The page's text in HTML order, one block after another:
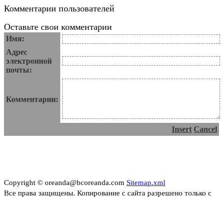
Комментарии пользователей
Оставьте свои комментарии
Имя:
Адрес
электронной
почты:
Комментарии:
Insert Cancel
Copyright © oreanda@bcoreanda.com Sitemap.xml
Все права защищены. Копирование с сайта разрешено только с